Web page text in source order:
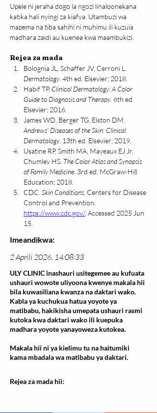
Upele ni jeraha dogo la ngozi linaloonekana
katika hali nyingi za kiafya. Utambuzi wa
mapema na tiba sahihi ni muhimu ili kuzuia
madhara zaidi au kuenea kwa maambukizi.
Rejea za mada
Bolognia JL, Schaffer JV, Cerroni L.
Dermatology. 4th ed. Elsevier; 2018.
Habif TP. Clinical Dermatology: A Color
Guide to Diagnosis and Therapy. 6th ed.
Elsevier; 2016.
James WD, Berger TG, Elston DM.
Andrews' Diseases of the Skin: Clinical
Dermatology. 13th ed. Elsevier; 2019.
Usatine RP, Smith MA, Mayeaux EJ Jr,
Chumley HS. The Color Atlas and Synopsis
of Family Medicine . 3rd ed. McGraw-Hill
Education; 2018.
CDC. Skin Conditions . Centers for Disease
Control and Prevention.
https://www.cdc.gov/. Accessed 2025 Jun
15.
Imeandikwa:
2 Aprili 2026, 14:08:33
ULY CLINIC inashauri usitegemee au kufuata
ushauri wowote uliyoona kwenye makala hii
bila kuwasiliana kwanza na daktari wako.
Kabla ya kuchukua hatua yoyote ya
matibabu, hakikisha umepata ushauri rasmi
kutoka kwa daktari wako ili kuepuka
madhara yoyote yanayoweza kutokea.
Makala hii ni ya kielimu tu na haitumiki
kama mbadala wa matibabu ya daktari.
Rejea za mada hii: